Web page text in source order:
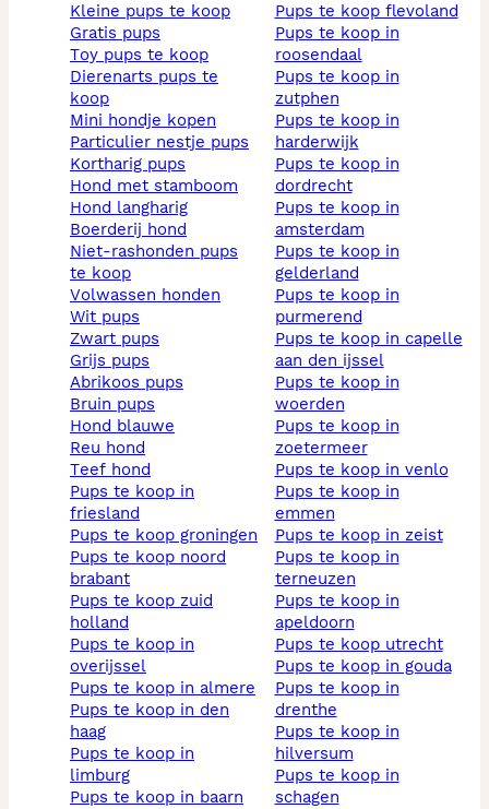
kleine pups te koop
gratis pups
toy pups te koop
dierenarts pups te
koop
mini hondje kopen
particulier nestje pups
kortharig pups
hond met stamboom
hond langharig
boerderij hond
niet-rashonden pups
te koop
volwassen honden
wit pups
zwart pups
grijs pups
abrikoos pups
bruin pups
hond blauwe
reu hond
teef hond
pups te koop in
friesland
pups te koop groningen
pups te koop noord
brabant
pups te koop zuid
holland
pups te koop in
overijssel
pups te koop in almere
pups te koop in den
haag
pups te koop in
limburg
pups te koop in baarn
pups te koop flevoland
pups te koop in
roosendaal
pups te koop in
zutphen
pups te koop in
harderwijk
pups te koop in
dordrecht
pups te koop in
amsterdam
pups te koop in
gelderland
pups te koop in
purmerend
pups te koop in capelle
aan den ijssel
pups te koop in
woerden
pups te koop in
zoetermeer
pups te koop in venlo
pups te koop in
emmen
pups te koop in zeist
pups te koop in
terneuzen
pups te koop in
apeldoorn
pups te koop utrecht
pups te koop in gouda
pups te koop in
drenthe
pups te koop in
hilversum
pups te koop in
schagen